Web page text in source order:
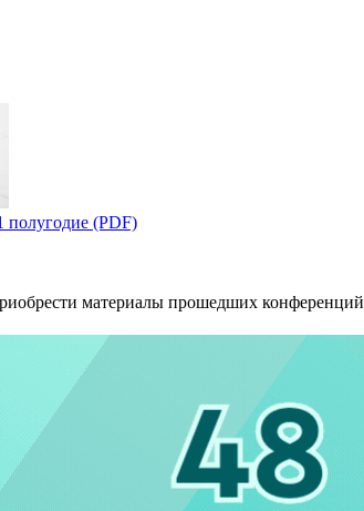
полугодие (PDF)
материалы прошедших конференций